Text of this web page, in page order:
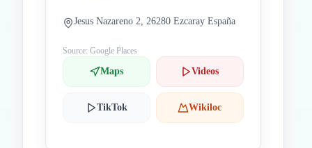
Jesus Nazareno 2, 26280 Ezcaray España
Source: Google Places
Maps Videos
TikTok Wikiloc